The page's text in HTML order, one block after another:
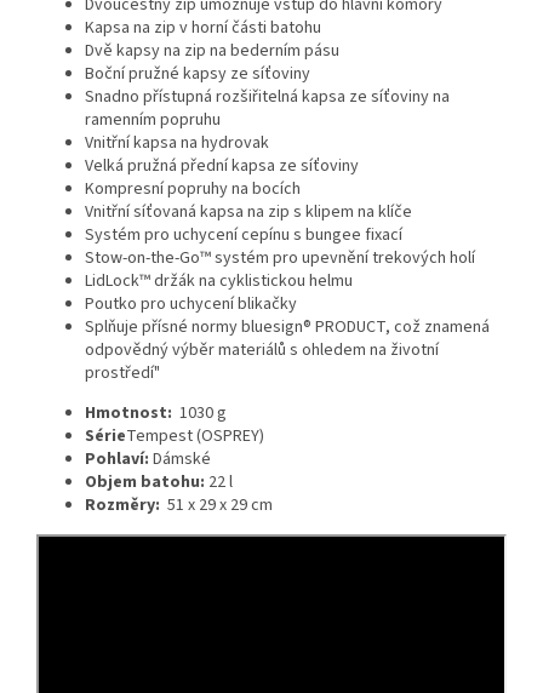
Dvoucestný zip umožňuje vstup do hlavní komory
Kapsa na zip v horní části batohu
Dvě kapsy na zip na bederním pásu
Boční pružné kapsy ze síťoviny
Snadno přístupná rozšiřitelná kapsa ze síťoviny na
ramenním popruhu
Vnitřní kapsa na hydrovak
Velká pružná přední kapsa ze síťoviny
Kompresní popruhy na bocích
Vnitřní síťovaná kapsa na zip s klipem na klíče
Systém pro uchycení cepínu s bungee fixací
Stow-on-the-Go™ systém pro upevnění trekových holí
LidLock™ držák na cyklistickou helmu
Poutko pro uchycení blikačky
Splňuje přísné normy bluesign® PRODUCT, což znamená
odpovědný výběr materiálů s ohledem na životní
prostředí"
Hmotnost: 1030 g
SérieTempest (OSPREY)
Pohlaví: Dámské
Objem batohu: 22 l
Rozměry: 51 x 29 x 29 cm